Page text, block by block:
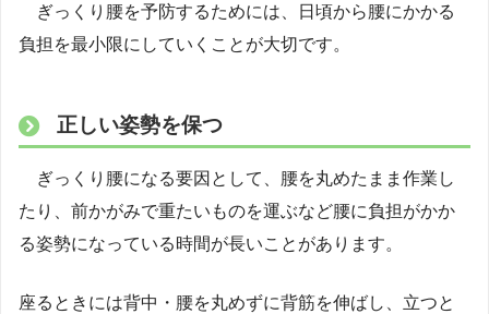
ぎっくり腰を予防するためには、日頃から腰にかかる
負担を最小限にしていくことが大切です。
正しい姿勢を保つ
ぎっくり腰になる要因として、腰を丸めたまま作業し
たり、前かがみで重たいものを運ぶなど腰に負担がかか
る姿勢になっている時間が長いことがあります。
座るときには背中・腰を丸めずに背筋を伸ばし、立つと